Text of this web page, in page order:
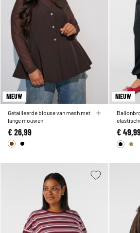
NIEUW
Getailleerde blouse van mesh met
lange mouwen
€ 26,99
NIEUW
€